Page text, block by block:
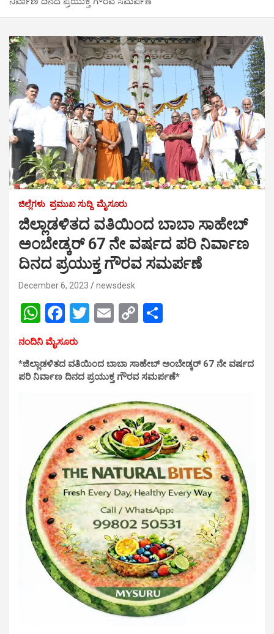
ಜಿಲ್ಲೆಗಳು ಪ್ರಮುಖ ಸುದ್ದಿ ಮೈಸೂರು
ಜಿಲ್ಲಾಡಳಿತದ ವತಿಯಿಂದ ಬಾಬಾ ಸಾಹೇಬ್
ಅಂಬೇಡ್ಕರ್ 67 ನೇ ವರ್ಷದ ಪರಿ ನಿರ್ವಾಣ
ದಿನದ ಪ್ರಯುಕ್ತ ಗೌರವ ಸಮರ್ಪಣೆ
December 6, 2023 newsdesk
W
h
at
s
F
a
ce
b
k
T
er
E
C
Li
k
e
ನಂದಿನಿ ಮೈಸೂರು
*ಜಿಲ್ಲಾಡಳಿತದ ವತಿಯಿಂದ ಬಾಬಾ ಸಾಹೇಬ್ ಅಂಬೇಡ್ಕರ್ 67 ನೇ ವರ್ಷದ
ಪರಿ ನಿರ್ವಾಣ ದಿನದ ಪ್ರಯುಕ್ತ ಗೌರವ ಸಮರ್ಪಣೆ*